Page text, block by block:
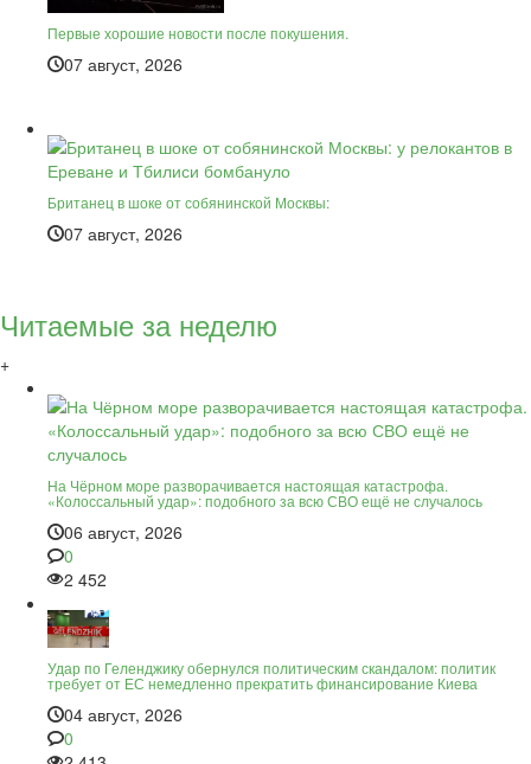
Первые хорошие новости после покушения.
07 август, 2026
Британец в шоке от собянинской Москвы:
07 август, 2026
Читаемые за неделю
+
На Чёрном море разворачивается настоящая катастрофа.
«Колоссальный удар»: подобного за всю СВО ещё не случалось
06 август, 2026
0
2 452
Удар по Геленджику обернулся политическим скандалом: политик
требует от ЕС немедленно прекратить финансирование Киева
04 август, 2026
0